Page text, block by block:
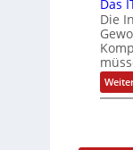
Das
Die